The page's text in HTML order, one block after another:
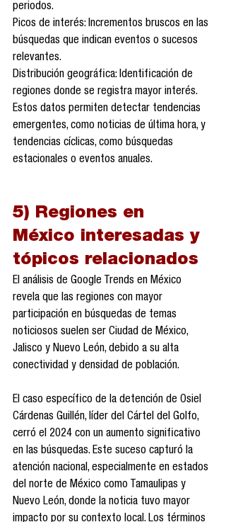
periodos.
Picos de interés: Incrementos bruscos en las
búsquedas que indican eventos o sucesos
relevantes.
Distribución geográfica: Identificación de
regiones donde se registra mayor interés.
Estos datos permiten detectar tendencias
emergentes, como noticias de última hora, y
tendencias cíclicas, como búsquedas
estacionales o eventos anuales.
5) Regiones en
México interesadas y
tópicos relacionados
El análisis de Google Trends en México
revela que las regiones con mayor
participación en búsquedas de temas
noticiosos suelen ser Ciudad de México,
Jalisco y Nuevo León, debido a su alta
conectividad y densidad de población.
El caso específico de la detención de Osiel
Cárdenas Guillén, líder del Cártel del Golfo,
cerró el 2024 con un aumento significativo
en las búsquedas. Este suceso capturó la
atención nacional, especialmente en estados
del norte de México como Tamaulipas y
Nuevo León, donde la noticia tuvo mayor
impacto por su contexto local. Los términos